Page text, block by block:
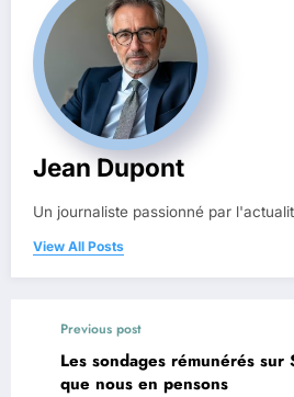
Jean Dupont
Un journaliste passionné par
View All Posts
Previous post
Les sondages rémunérés sur
que nous en pensons